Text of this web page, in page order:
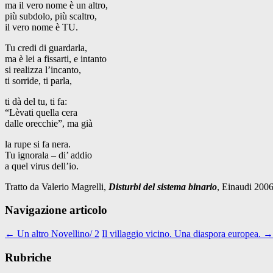
ma il vero nome è un altro,
più subdolo, più scaltro,
il vero nome è TU.
Tu credi di guardarla,
ma è lei a fissarti, e intanto
si realizza l’incanto,
ti sorride, ti parla,
ti dà del tu, ti fa:
“Lèvati quella cera
dalle orecchie”, ma già
la rupe si fa nera.
Tu ignorala – di’ addio
a quel virus dell’io.
Tratto da Valerio Magrelli, Disturbi del sistema binario, Einaudi
Navigazione articolo
← Un altro Novellino/ 2 Il villaggio vicino. Una diaspora europea. →
Rubriche